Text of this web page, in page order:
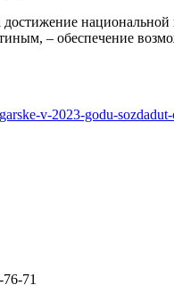
– обеспечение
v-2023-godu-
71